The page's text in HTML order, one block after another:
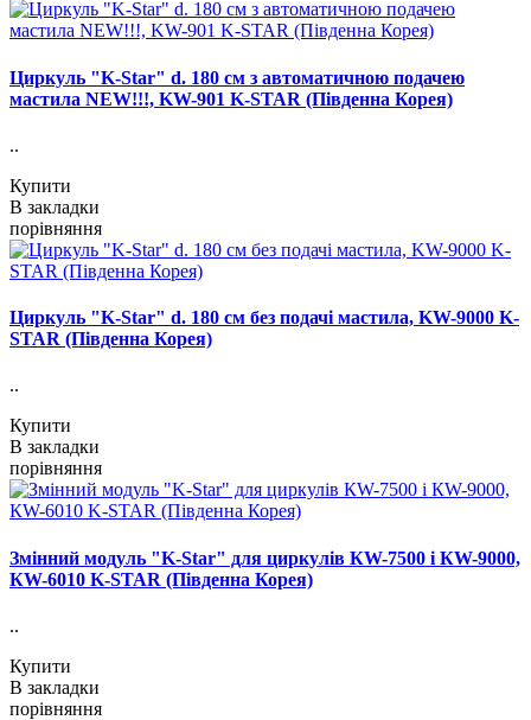
Циркуль "K-Star" d. 180 см з автоматичною подачею
мастила NEW!!!, KW-901 K-STAR (Південна Корея)
..
Купити
В закладки
порівняння
Циркуль "K-Star" d. 180 см без подачі мастила, KW-9000 K-
STAR (Південна Корея)
..
Купити
В закладки
порівняння
Змінний модуль "K-Star" для циркулів КW-7500 і КW-9000,
КW-6010 K-STAR (Південна Корея)
..
Купити
В закладки
порівняння